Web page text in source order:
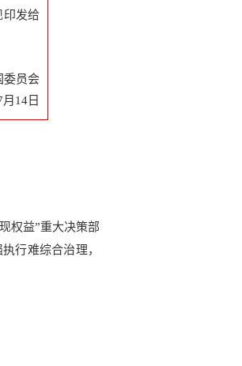
印发给
委员会
14日
权益”重大决策部
行难综合治理，